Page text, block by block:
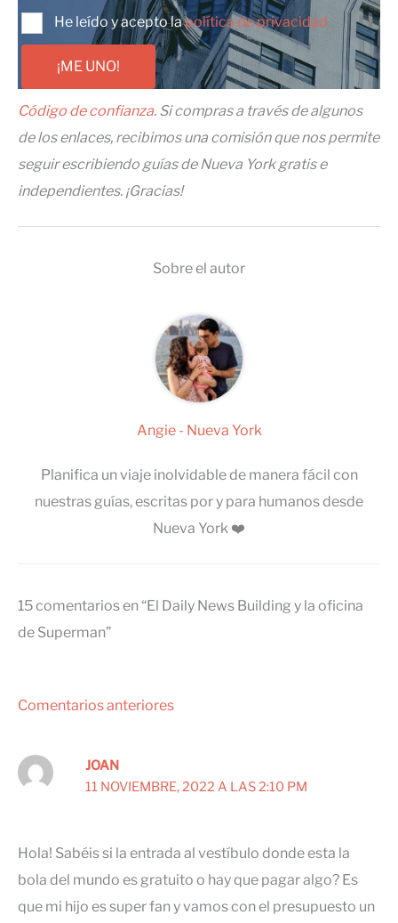
He leído y acepto lapolítica de privacidad
¡ME UNO!
Código de confianza. Si compras a través de algunos
de los enlaces, recibimos una comisión que nos permite
seguir escribiendo guías de Nueva York gratis e
independientes. ¡Gracias!
Sobre el autor
Angie - Nueva York
Planifica un viaje inolvidable de manera fácil con
nuestras guías, escritas por y para humanos desde
Nueva York ❤️
15 comentarios en “El Daily News Building y la oficina
de Superman”
Comentarios
Comentarios anteriores
JOAN
11 NOVIEMBRE, 2022 A LAS 2:10 PM
Hola! Sabéis si la entrada al vestíbulo donde esta la
bola del mundo es gratuito o hay que pagar algo? Es
que mi hijo es super fan y vamos con el presupuesto un